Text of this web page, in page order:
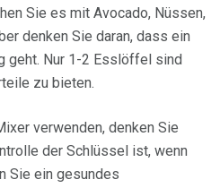
Sie es mit Avocado, Nüssen,
denken Sie daran, dass ein
geht. Nur 1-2 Esslöffel sind
zu bieten.
verwenden, denken Sie
der Schlüssel ist, wenn
Sie ein gesundes